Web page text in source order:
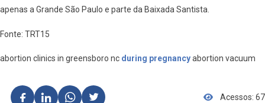
apenas a Grande São Paulo e parte da Baixada Santista.
Fonte: TRT15
abortion clinics in greensboro nc during pregnancyabortion vacuum
Acessos: 67